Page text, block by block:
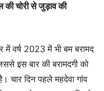
की चोरी से जुड़ाव की
में वर्ष 2023 में भी बम बरामद
इस बार की बरामदगी को
चार दिन पहले महदेवा गांव